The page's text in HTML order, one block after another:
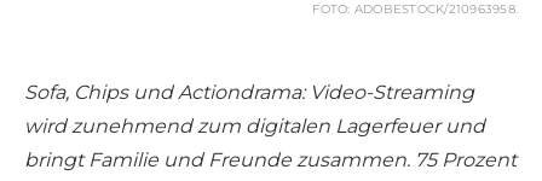
FOTO: ADOBESTOCK/210963958.
Sofa, Chips und Actiondrama: Video-Streaming
wird zunehmend zum digitalen Lagerfeuer und
bringt Familie und Freunde zusammen. 75 Prozent